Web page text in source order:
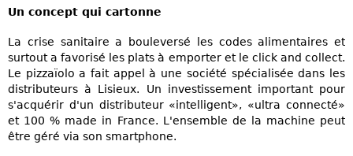
Un concept qui cartonne
La crise sanitaire a bouleversé les codes alimentaires et
surtout a favorisé les plats à emporter et le click and collect.
Le pizzaïolo a fait appel à une société spécialisée dans les
distributeurs à Lisieux. Un investissement important pour
s'acquérir d'un distributeur «intelligent», «ultra connecté»
et 100 % made in France. L'ensemble de la machine peut
être géré via son smartphone.